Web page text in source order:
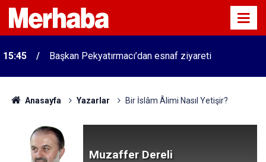
15:45 Başkan Pekyatırmacı’dan esnaf ziyareti
Anasayfa Yazarlar Bir İslâm Âlimi Nasıl Yetişir?
Muzaffer Dereli